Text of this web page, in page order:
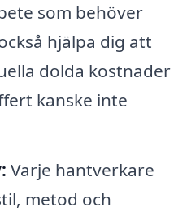
som behöver
hjälpa dig att
dolda kostnader
kanske inte
Varje hantverkare
metod och